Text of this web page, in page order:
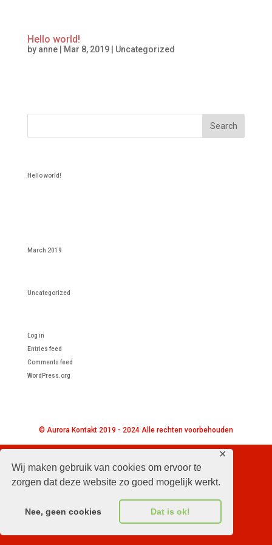
Wij maken gebruik van cookies om ervoor te
zorgen dat deze website zo goed mogelijk werkt.
Nee, geen cookies Dat is ok!
✕
Hello world!
by anne| Mar 8, 2019| Uncategorized
Hello world!
March 2019
Uncategorized
Log in
Entries feed
Comments feed
WordPress.org
© Aurora Kontakt 2019 - 2024 Alle rechten voorbehouden